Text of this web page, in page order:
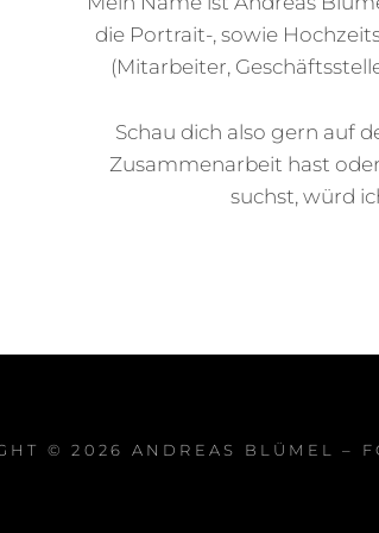
die Portrait-, sowie
(Mitarbeiter,
Schau dich also gern auf
Zusammenarbeit hast
suchst, würd
© 2026 ANDREAS BLÜMEL –